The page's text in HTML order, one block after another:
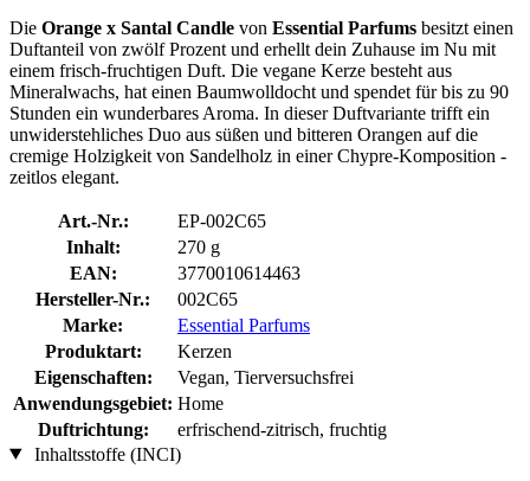
Die Orange x Santal Candle von Essential Parfums besitzt einen
Duftanteil von zwölf Prozent und erhellt dein Zuhause im Nu mit
einem frisch-fruchtigen Duft. Die vegane Kerze besteht aus
Mineralwachs, hat einen Baumwolldocht und spendet für bis zu 90
Stunden ein wunderbares Aroma. In dieser Duftvariante trifft ein
unwiderstehliches Duo aus süßen und bitteren Orangen auf die
cremige Holzigkeit von Sandelholz in einer Chypre-Komposition -
zeitlos elegant.
Art.-Nr.:
EP-002C65
Inhalt:
270 g
EAN:
3770010614463
Hersteller-Nr.:
002C65
Marke:
Essential Parfums
Produktart:
Kerzen
Eigenschaften:
Vegan, Tierversuchsfrei
Anwendungsgebiet: Home
Duftrichtung:
erfrischend-zitrisch, fruchtig
Inhaltsstoffe (INCI)